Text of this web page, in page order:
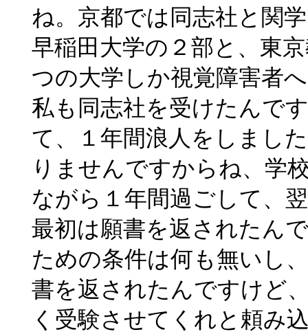
ね。京都では同志社と関
早稲田大学の２部と、東
つの大学しか視覚障害者
私も同志社を受けたんで
て、１年間浪人をしまし
りませんですからね、学
ながら１年間過ごして、
最初は願書を返されたん
ための条件は何も無いし
書を返されたんですけど
く受験させてくれと頼み